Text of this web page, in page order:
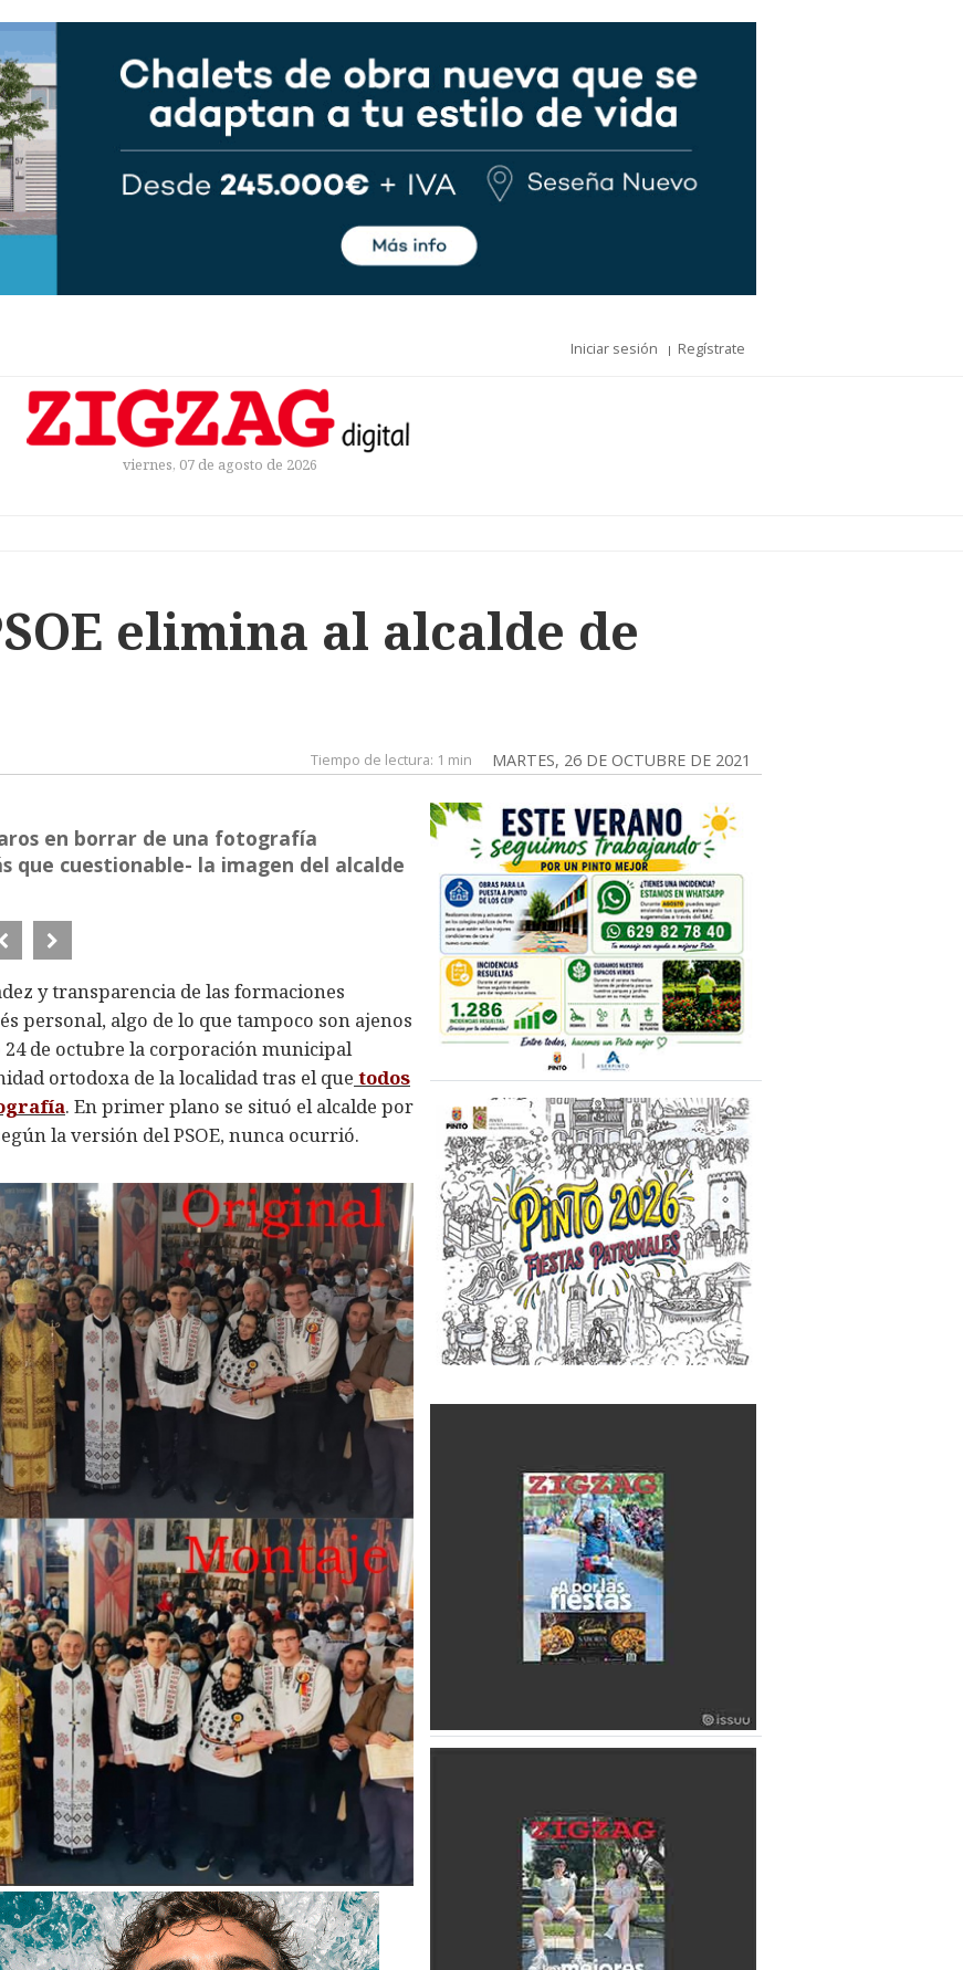
Iniciar sesión Regístrate
viernes, 07 de agosto de 2026
elimina al alcalde de
MARTES, 26 DE OCTUBRE DE 2021
Tiempo de lectura: 1 min
en borrar de una fotografía
que cuestionable- la imagen del alcalde
y transparencia de las formaciones
personal, algo de lo que tampoco son ajenos
de octubre la corporación municipal
ortodoxa de la localidad tras el que todos
. En primer plano se situó el alcalde por
la versión del PSOE, nunca ocurrió.